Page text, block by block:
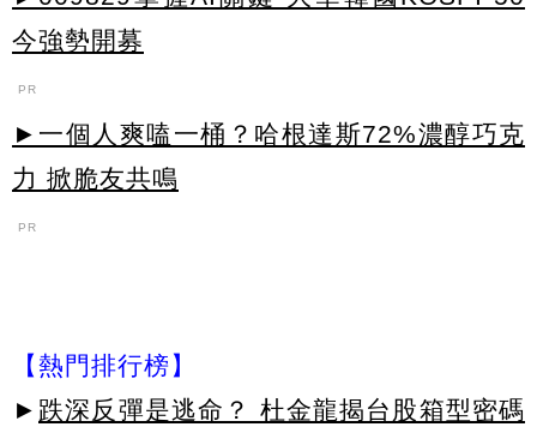
今強勢開募
PR
►一個人爽嗑一桶？哈根達斯72%濃醇巧克
力 掀脆友共鳴
PR
【熱門排行榜】
► 跌深反彈是逃命？ 杜金龍揭台股箱型密碼